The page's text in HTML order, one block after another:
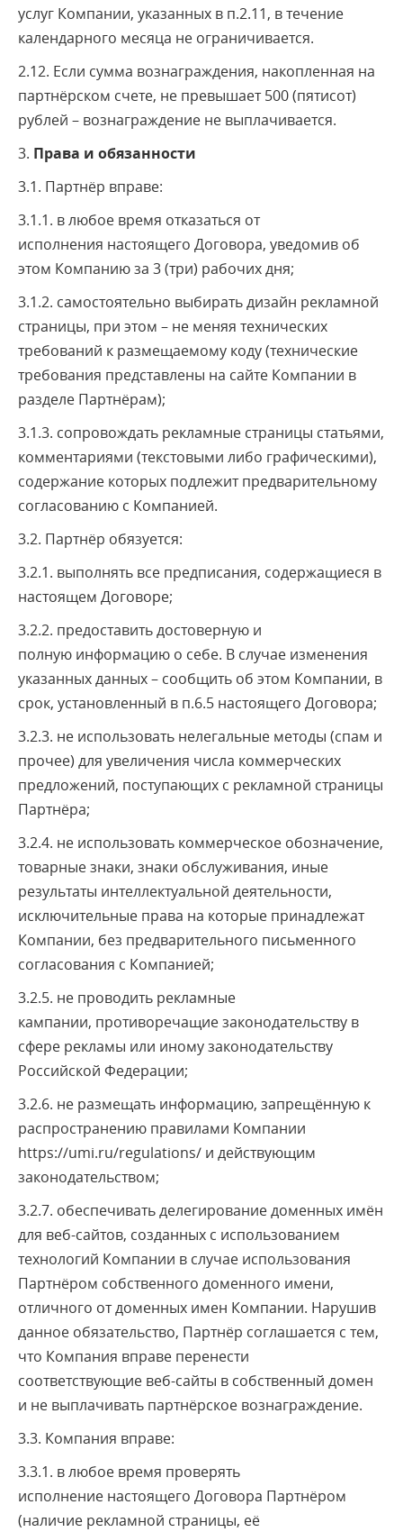
услуг Компании, указанных в п.2.11, в течение
календарного месяца не ограничивается.
2.12. Если сумма вознаграждения, накопленная на
партнёрском счете, не превышает 500 (пятисот)
рублей – вознаграждение не выплачивается.
3. Права и обязанности
3.1. Партнёр вправе:
3.1.1. в любое время отказаться от
исполнения настоящего Договора, уведомив об
этом Компанию за 3 (три) рабочих дня;
3.1.2. самостоятельно выбирать дизайн рекламной
страницы, при этом – не меняя технических
требований к размещаемому коду (технические
требования представлены на сайте Компании в
разделе Партнёрам);
3.1.3. сопровождать рекламные страницы статьями,
комментариями (текстовыми либо графическими),
содержание которых подлежит предварительному
согласованию с Компанией.
3.2. Партнёр обязуется:
3.2.1. выполнять все предписания, содержащиеся в
настоящем Договоре;
3.2.2. предоставить достоверную и
полную информацию о себе. В случае изменения
указанных данных – сообщить об этом Компании, в
срок, установленный в п.6.5 настоящего Договора;
3.2.3. не использовать нелегальные методы (спам и
прочее) для увеличения числа коммерческих
предложений, поступающих с рекламной страницы
Партнёра;
3.2.4. не использовать коммерческое обозначение,
товарные знаки, знаки обслуживания, иные
результаты интеллектуальной деятельности,
исключительные права на которые принадлежат
Компании, без предварительного письменного
согласования с Компанией;
3.2.5. не проводить рекламные
кампании, противоречащие законодательству в
сфере рекламы или иному законодательству
Российской Федерации;
3.2.6. не размещать информацию, запрещённую к
распространению правилами Компании
https://umi.ru/regulations/ и действующим
законодательством;
3.2.7. обеспечивать делегирование доменных имён
для веб-сайтов, созданных с использованием
технологий Компании в случае использования
Партнёром собственного доменного имени,
отличного от доменных имен Компании. Нарушив
данное обязательство, Партнёр соглашается с тем,
что Компания вправе перенести
соответствующие веб-сайты в собственный домен
и не выплачивать партнёрское вознаграждение.
3.3. Компания вправе:
3.3.1. в любое время проверять
исполнение настоящего Договора Партнёром
(наличие рекламной страницы, её